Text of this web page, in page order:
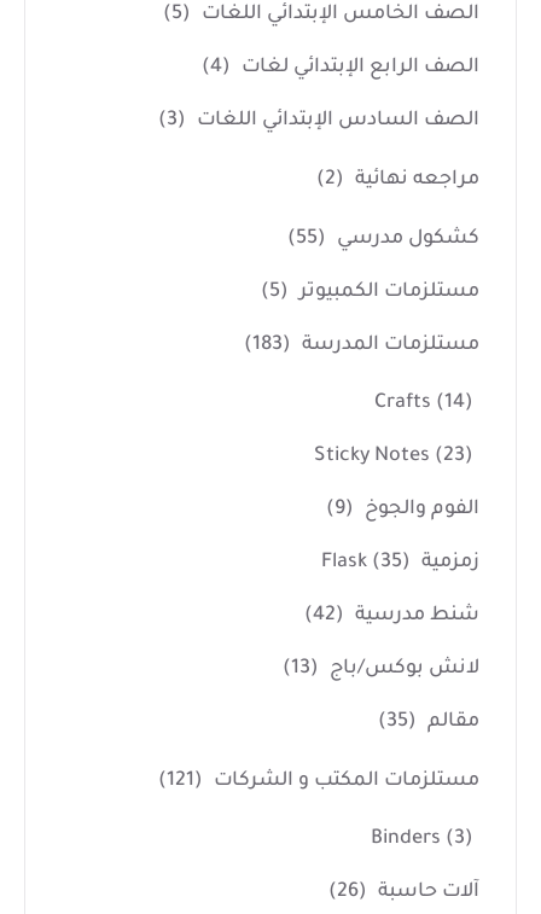
الصف الخامس الإبتدائي اللغات (5)
الصف الرابع الإبتدائي لغات (4)
الصف السادس الإبتدائي اللغات (3)
مراجعه نهائية (2)
كشكول مدرسي (55)
مستلزمات الكمبيوتر (5)
مستلزمات المدرسة (183)
Crafts (14)
Sticky Notes (23)
الفوم والجوخ (9)
زمزمية Flask (35)
شنط مدرسية (42)
لانش بوكس/باج (13)
مقالم (35)
مستلزمات المكتب و الشركات (121)
Binders (3)
آلات حاسبة (26)